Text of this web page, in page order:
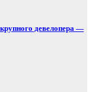
девелопера —